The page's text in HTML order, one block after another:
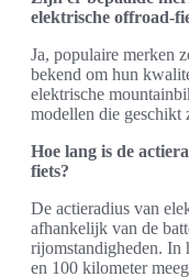
elektrische offroad-
Ja, populaire merken
bekend om hun
elektrische
modellen die
Hoe lang is de
fiets?
De actieradius van
afhankelijk van de
rijomstandigheden. In
en 100 kilometer